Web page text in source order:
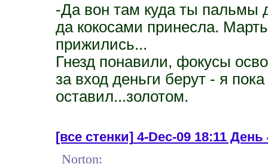
-Да вон там куда ты
да кокосами принесла.
прижились...
Гнезд понавили, фокусы
за вход деньги берут - я
оставил...золотом.
[все стенки]4-Dec-09 18:11 День
Norton: